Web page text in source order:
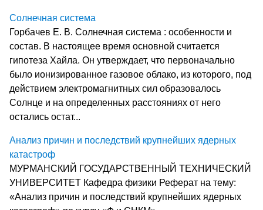
Солнечная система
Горбачев Е. В. Солнечная система : особенности и
состав. В настоящее время основной считается
гипотеза Хайла. Он утверждает, что первоначально
было ионизированное газовое облако, из которого, под
действием электромагнитных сил образовалось
Солнце и на определенных расстояниях от него
остались остат...
Анализ причин и последствий крупнейших ядерных
катастроф
МУРМАНСКИЙ ГОСУДАРСТВЕННЫЙ ТЕХНИЧЕСКИЙ
УНИВЕРСИТЕТ Кафедра физики Реферат на тему:
«Анализ причин и последствий крупнейших ядерных